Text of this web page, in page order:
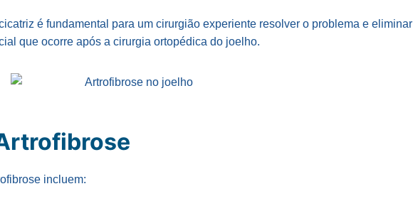
é fundamental para um cirurgião experiente resolver o problema e eliminar
que ocorre após a cirurgia ortopédica do joelho.
incluem: